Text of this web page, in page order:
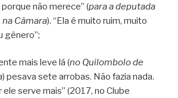
não merece” (para a deputada
na Câmara). “Ela é muito ruim, muito
gênero”;
mais leve lá (no Quilombolo de
) pesava sete arrobas. Não fazia nada.
serve mais” (2017, no Clube